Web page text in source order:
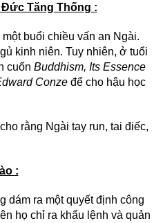
Tăng Thống :
buổi chiều vấn an Ngài.
kinh niên. Tuy nhiên, ở tuổi
cuốn Buddhism, Its Essence
Conzeđể cho hậu học
rằng Ngài tay run, tai điếc,
:
dám ra một quyết định công
họ chỉ ra khẩu lệnh và quản